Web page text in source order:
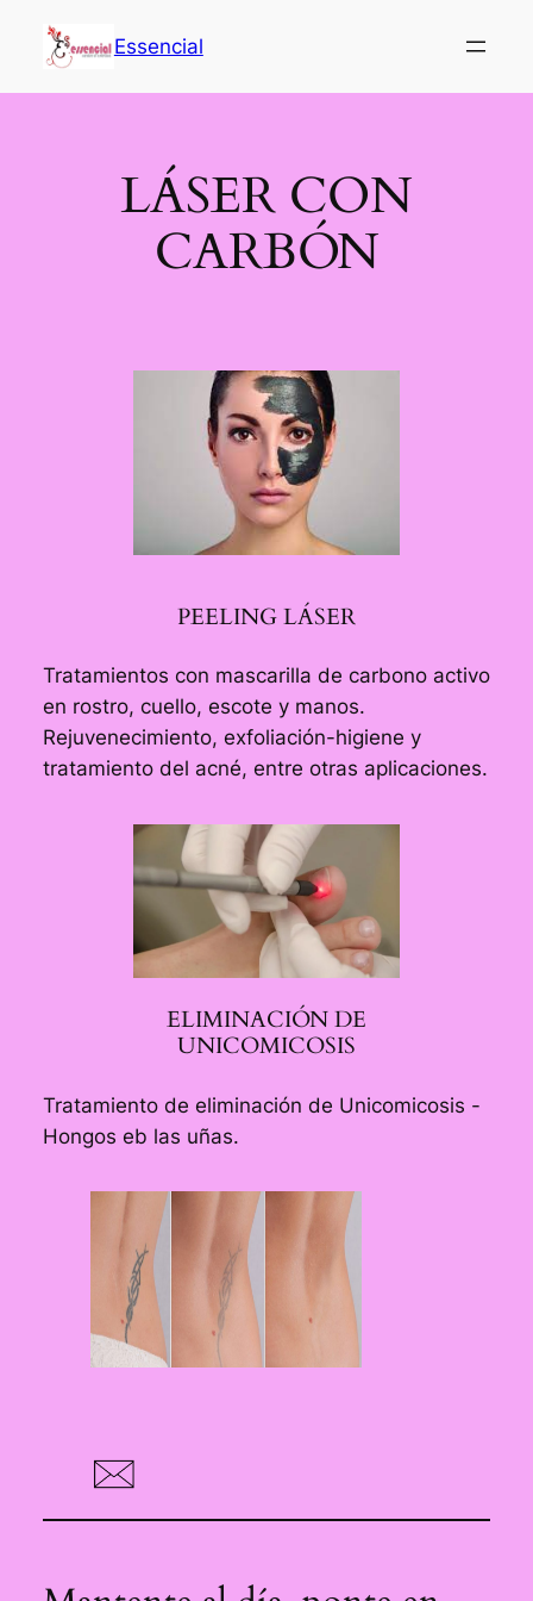
Essencial
LÁSER CON
CARBÓN
PEELING LÁSER
Tratamientos con mascarilla de carbono activo
en rostro, cuello, escote y manos.
Rejuvenecimiento, exfoliación-higiene y
tratamiento del acné, entre otras aplicaciones.
ELIMINACIÓN DE
UNICOMICOSIS
Tratamiento de eliminación de Unicomicosis -
Hongos eb las uñas.